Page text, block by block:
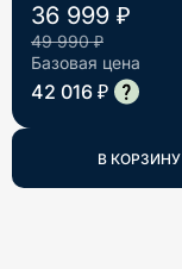
36 999 ₽
49 990 ₽
Базовая цена
42 016 ₽
В КОРЗИНУ